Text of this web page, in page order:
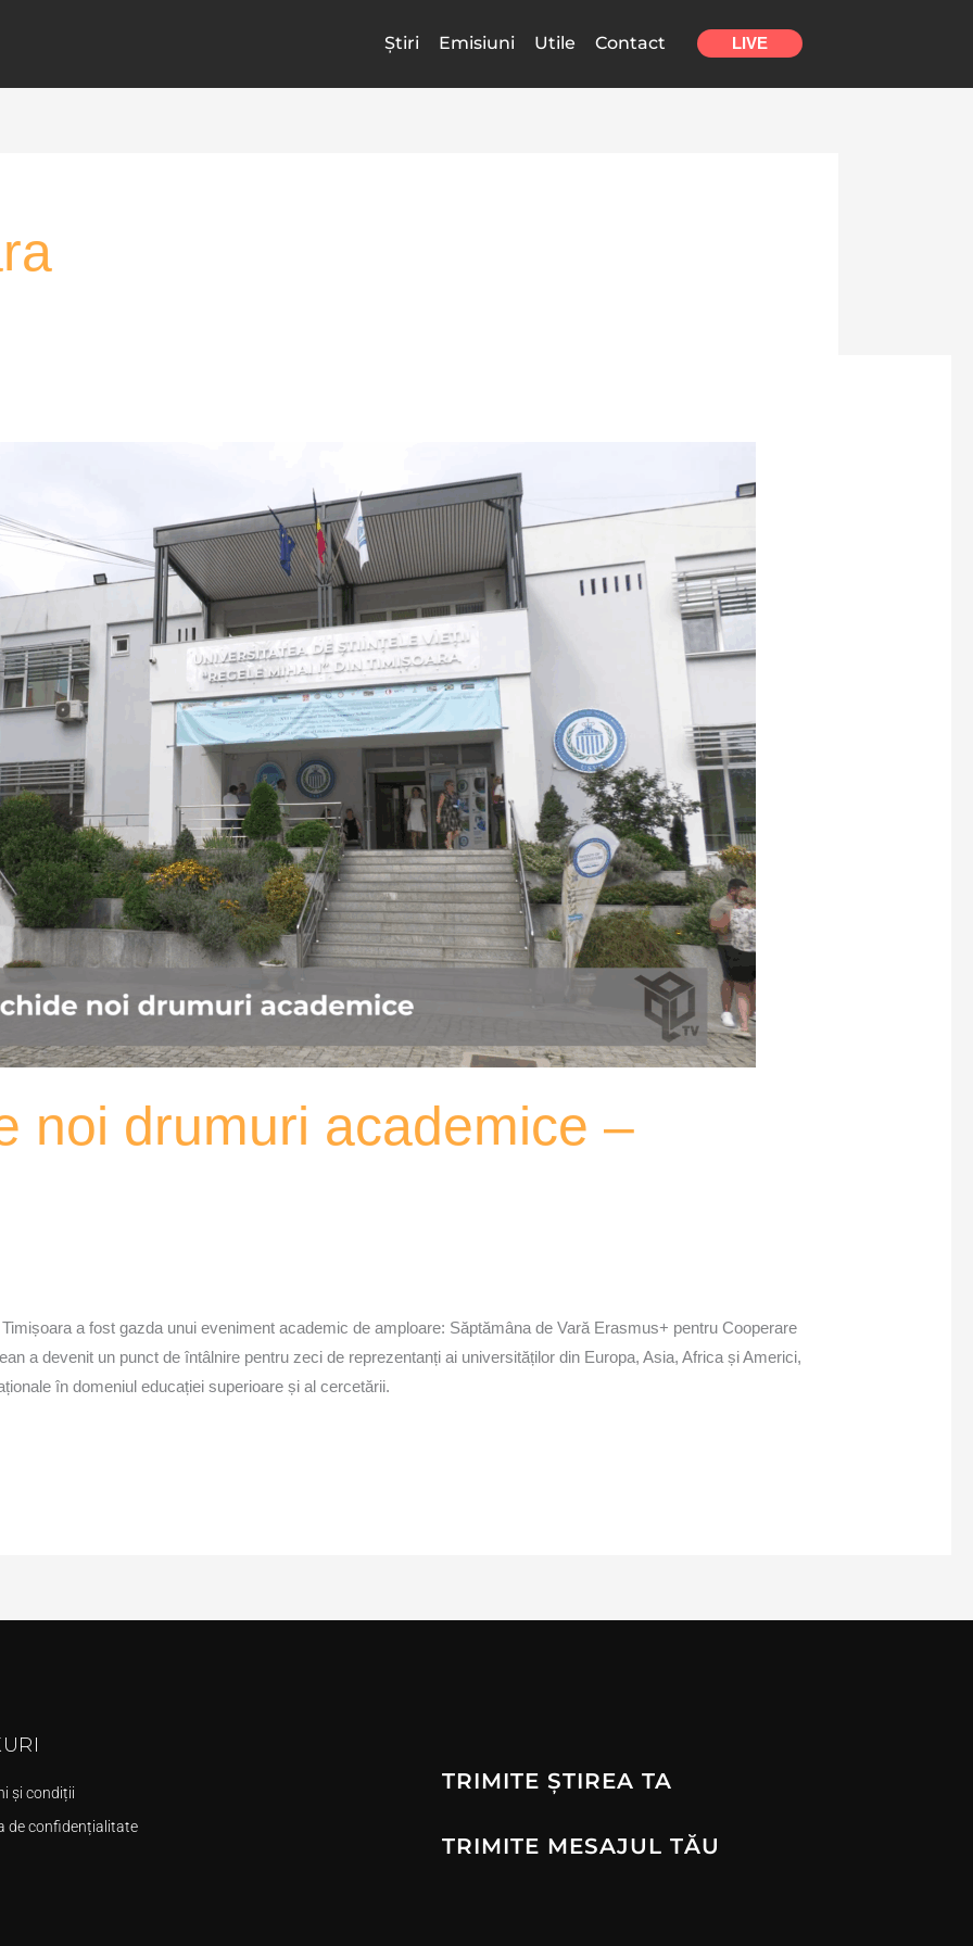
Știri Emisiuni Utile Contact LIVE
noi drumuri academice –
a fost gazda unui eveniment academic de amploare: Săptămâna de Vară Erasmus+ pentru Cooperare
a devenit un punct de întâlnire pentru zeci de reprezentanți ai universităților din Europa, Asia, Africa și Americi,
în domeniul educației superioare și al cercetării.
și condiții
de confidențialitate
TRIMITE ȘTIREA TA
TRIMITE MESAJUL TĂU